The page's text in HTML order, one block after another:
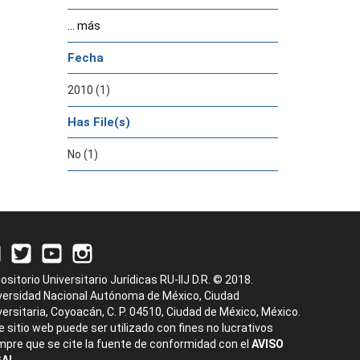
... más
Fecha
2010 (1)
Has File(s)
No (1)
Universitario Jurídicas RU-IIJ D.R. © 2018.
Nacional Autónoma de México, Ciudad
Coyoacán, C. P. 04510, Ciudad de México, México.
sitio web puede ser utilizado con fines no lucrativos
que se cite la fuente de conformidad con el AVISO